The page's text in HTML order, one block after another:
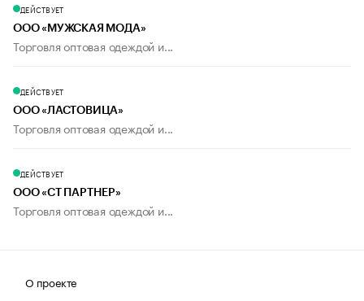
ДЕЙСТВУЕТ
ООО «МУЖСКАЯ МОДА»
Торговля оптовая одеждой и...
ДЕЙСТВУЕТ
ООО «ЛАСТОВИЦА»
Торговля оптовая одеждой и...
ДЕЙСТВУЕТ
ООО «СТ ПАРТНЕР»
Торговля оптовая одеждой и...
О проекте